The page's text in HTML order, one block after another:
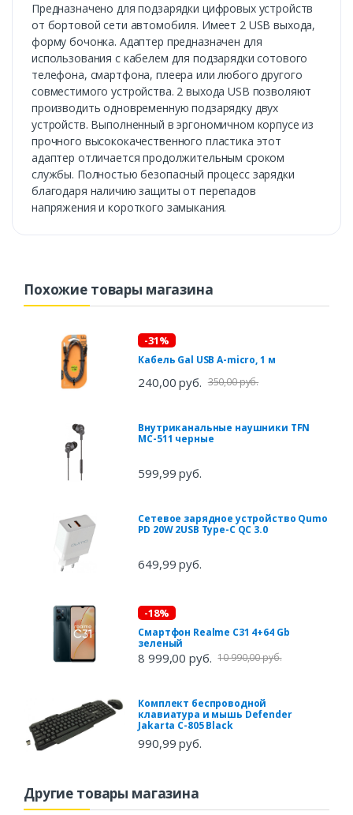
Предназначено для подзарядки цифровых устройств
от бортовой сети автомобиля. Имеет 2 USB выхода,
форму бочонка. Адаптер предназначен для
использования с кабелем для подзарядки сотового
телефона, смартфона, плеера или любого другого
совместимого устройства. 2 выхода USB позволяют
производить одновременную подзарядку двух
устройств. Выполненный в эргономичном корпусе из
прочного высококачественного пластика этот
адаптер отличается продолжительным сроком
службы. Полностью безопасный процесс зарядки
благодаря наличию защиты от перепадов
напряжения и короткого замыкания.
Похожие товары магазина
-31%
Кабель Gal USB A-micro, 1 м
240,00 руб. 350,00 руб.
Внутриканальные наушники TFN
МС-511 черные
599,99 руб.
Сетевое зарядное устройство Qumo
PD 20W 2USB Type-C QC 3.0
649,99 руб.
-18%
Смартфон Realme С31 4+64 Gb
зеленый
8 999,00 руб. 10 990,00 руб.
Комплект беспроводной
клавиатура и мышь Defender
Jakarta C-805 Black
990,99 руб.
Другие товары магазина